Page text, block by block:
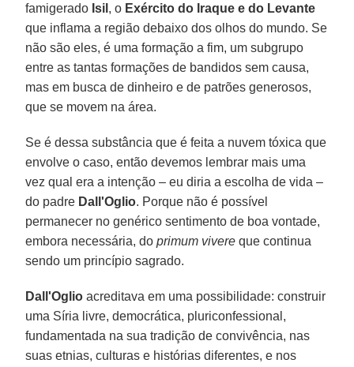
famigerado Isil , o Exército do Iraque e do Levante
que inflama a região debaixo dos olhos do mundo. Se
não são eles, é uma formação a fim, um subgrupo
entre as tantas formações de bandidos sem causa,
mas em busca de dinheiro e de patrões generosos,
que se movem na área.
Se é dessa substância que é feita a nuvem tóxica que
envolve o caso, então devemos lembrar mais uma
vez qual era a intenção – eu diria a escolha de vida –
do padre Dall'Oglio. Porque não é possível
permanecer no genérico sentimento de boa vontade,
embora necessária, doprimum vivere que continua
sendo um princípio sagrado.
Dall'Oglio acreditava em uma possibilidade: construir
uma Síria livre, democrática, pluriconfessional,
fundamentada na sua tradição de convivência, nas
suas etnias, culturas e histórias diferentes, e nos